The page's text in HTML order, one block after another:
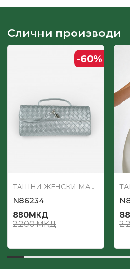
Слични производи
-60%
ТАШНИ ЖЕНСКИ МАЛИ
N86234
880МКД
2.200МКД